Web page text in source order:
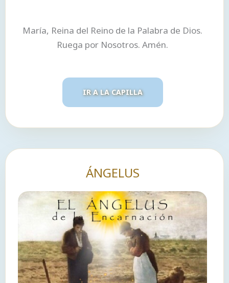
María, Reina del Reino de la Palabra de Dios.
Ruega por Nosotros. Amén.
IR A LA CAPILLA
ÁNGELUS